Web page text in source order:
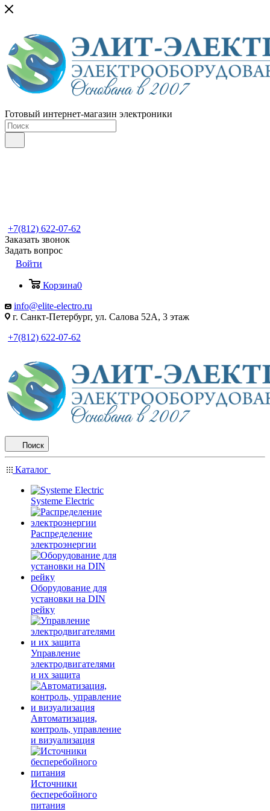
Готовый интернет-магазин электроники
+7(812) 622-07-62
Заказать звонок
Задать вопрос
Войти
Корзина0
info@elite-electro.ru
г. Санкт-Петербург, ул. Салова 52А, 3 этаж
+7(812) 622-07-62
Поиск
Каталог
Systeme Electric
Распределение
электроэнергии
Оборудование для
установки на DIN
рейку
Управление
электродвигателями
и их защита
Автоматизация,
контроль, управление
и визуализация
Источники
бесперебойного
питания